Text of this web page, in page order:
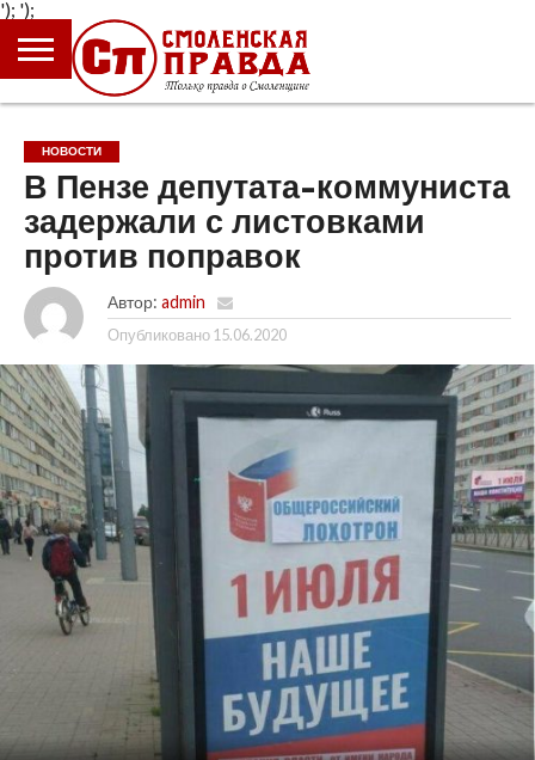
');
ГЛАВНАЯ
НОВОСТИ
ПРОИСШЕСТВИЯ
ПОЛИТИКА
КУЛЬТУРА
ЭКОНОМИКА
ОБЩЕСТВО
БЛОГИ
НОВОСТИ
В Пензе депутата-коммуниста
задержали с листовками
против поправок
Автор: admin
Опубликовано 15.06.2020
');